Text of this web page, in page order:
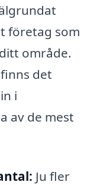
företag som
område.
det
i
av de mest
Ju fler